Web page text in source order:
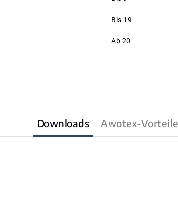
Bis 19
Ab 20
Downloads Awotex-Vorteile